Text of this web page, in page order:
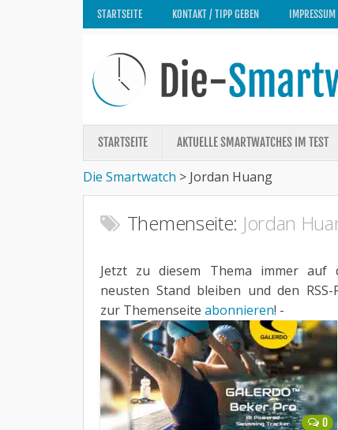
STARTSEITE KONTAKT / TIPP GEBEN IMPRESSUM
STARTSEITE AKTUELLE SMARTWATCHES IM TEST
Die Smartwatch > Jordan Huang
Themenseite: Jordan
Jetzt zu diesem Thema immer auf
neusten Stand bleiben und den RSS-
zur Themenseite abonnieren! -
0